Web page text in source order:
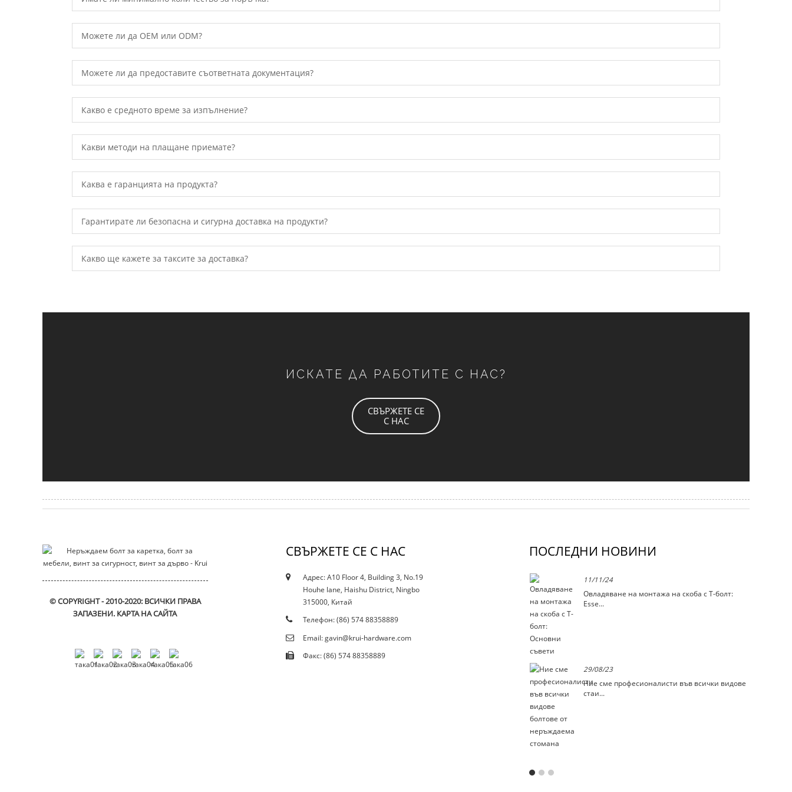
Можете ли да OEM или ODM?
Можете ли да предоставите съответната документация?
Какво е средното време за изпълнение?
Какви методи на плащане приемате?
Каква е гаранцията на продукта?
Гарантирате ли безопасна и сигурна доставка на продукти?
Какво ще кажете за таксите за доставка?
ИСКАТЕ ДА РАБОТИТЕ С НАС?
СВЪРЖЕТЕ СЕ
С НАС
© COPYRIGHT - 2010-2020: ВСИЧКИ ПРАВА
ЗАПАЗЕНИ. КАРТА НА САЙТА
СВЪРЖЕТЕ СЕ С НАС
Адрес: A10 Floor 4, Building 3, No.19
Houhe lane, Haishu District, Ningbo
315000, Китай
Телефон: (86) 574 88358889
Email: gavin@krui-hardware.com
Факс: (86) 574 88358889
ПОСЛЕДНИ НОВИНИ
10.12.21
Настоящото ограничаване засяга ли петна...
11/11/24
Овладяване на монтажа на скоба с T-болт:
Esse...
29/08/23
Ние сме професионалисти във всички видове
стаи...